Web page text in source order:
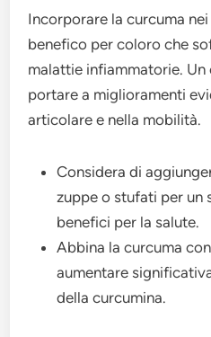
Incorporare la curcuma
benefico per coloro che
malattie infiammatorie.
portare a miglioramenti
articolare e nella mobilità.
Considera di
zuppe o stufati per un
benefici per la salute.
Abbina la curcuma
aumentare
della curcumina.